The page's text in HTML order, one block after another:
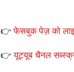
👉फेसबुक पेज़ को
👉यूट्यूब चैनल